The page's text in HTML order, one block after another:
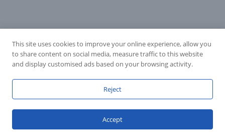
This site uses cookies to improve your online experience, allow you
to share content on social media, measure traffic to this website
and display customised ads based on your browsing activity.
Reject
Accept